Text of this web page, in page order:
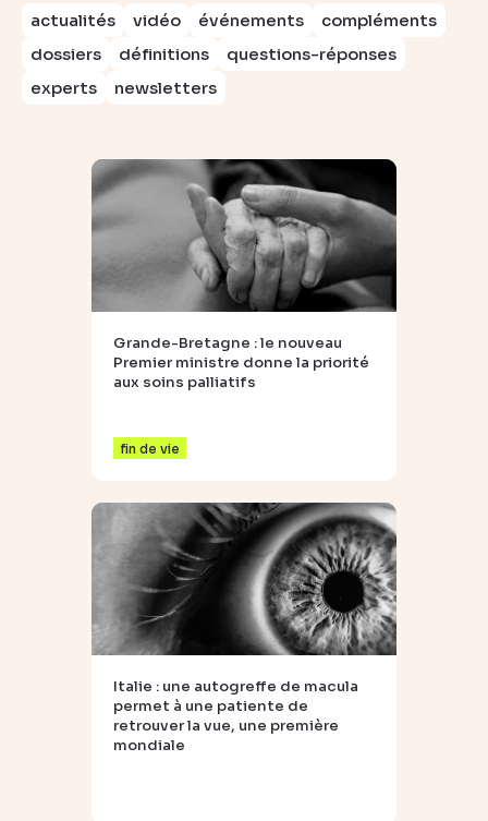
actualités vidéo événements
compléments
dossiers
définitions
questions-réponses
experts
newsletters
Grande-Bretagne : le nouveau
Premier ministre donne la priorité
aux soins palliatifs
fin de vie
Italie : une autogreffe de macula
permet à une patiente de
retrouver la vue, une première
mondiale